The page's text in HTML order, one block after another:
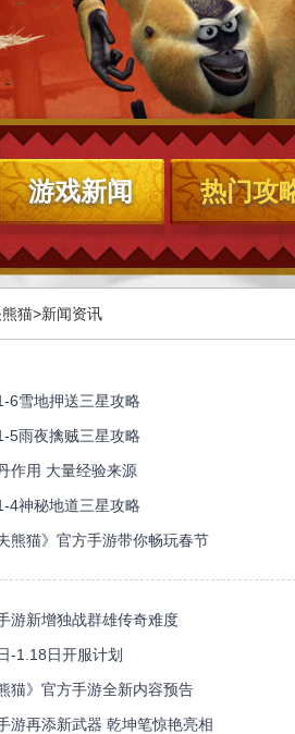
游戏新闻 热门攻
猫>新闻资讯
6雪地押送三星攻略
5雨夜擒贼三星攻略
作用 大量经验来源
4神秘地道三星攻略
熊猫》官方手游带你畅玩春节
游新增独战群雄传奇难度
-1.18日开服计划
猫》官方手游全新内容预告
游再添新武器 乾坤笔惊艳亮相